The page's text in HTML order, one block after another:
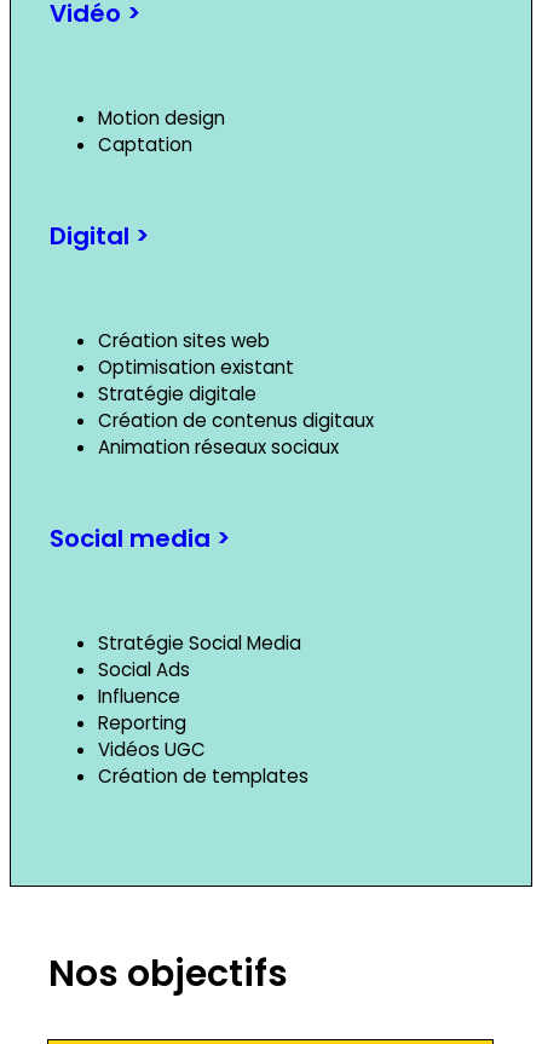
Vidéo >
Motion design
Captation
Digital >
Création sites web
Optimisation existant
Stratégie digitale
Création de contenus digitaux
Animation réseaux sociaux
Social media >
Stratégie Social Media
Social Ads
Influence
Reporting
Vidéos UGC
Création de templates
Nos objectifs